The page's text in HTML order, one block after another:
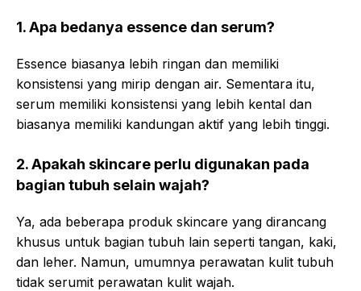
1. Apa bedanya essence dan serum?
Essence biasanya lebih ringan dan memiliki
konsistensi yang mirip dengan air. Sementara itu,
serum memiliki konsistensi yang lebih kental dan
biasanya memiliki kandungan aktif yang lebih tinggi.
2. Apakah skincare perlu digunakan pada
bagian tubuh selain wajah?
Ya, ada beberapa produk skincare yang dirancang
khusus untuk bagian tubuh lain seperti tangan, kaki,
dan leher. Namun, umumnya perawatan kulit tubuh
tidak serumit perawatan kulit wajah.